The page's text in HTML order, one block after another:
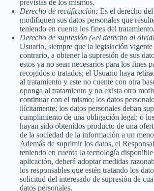
previstas de los mismos.
Derecho de rectificación: Es el derecho
modifiquen sus datos personales que
teniendo en cuenta los fines del
Derecho de supresión («el derecho al
Usuario, siempre que la legislación
contrario, a obtener la supresión de sus
estos ya no sean necesarios para los fines
recogidos o tratados; el Usuario haya
al tratamiento y este no cuente con otra
oponga al tratamiento y no exista otro
continuar con el mismo; los datos
ilícitamente; los datos personales deban
cumplimiento de una obligación legal; o
hayan sido obtenidos producto de una
de la sociedad de la información a un
Además de suprimir los datos, el
teniendo en cuenta la tecnología
aplicación, deberá adoptar medidas
los responsables que estén tratando los
solicitud del interesado de supresión de
datos personales.